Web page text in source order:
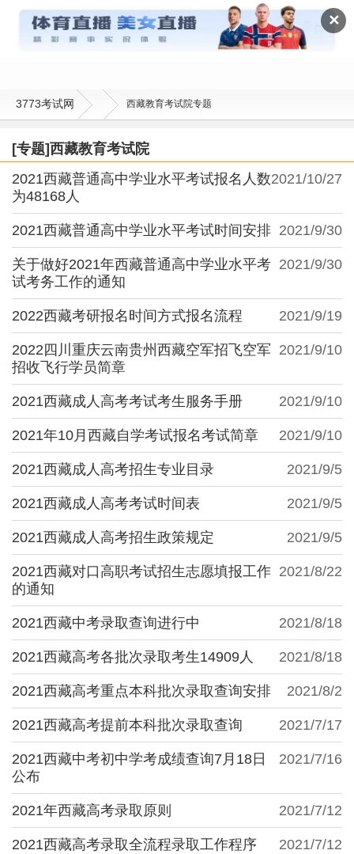
✕
西藏教育考试院
3773考试网 西藏教育考试院专题
[专题]西藏教育考试院
2021/10/27
2021西藏普通高中学业水平考试报名人数
为48168人
2021/9/30
2021西藏普通高中学业水平考试时间安排
2021/9/30
关于做好2021年西藏普通高中学业水平考
试考务工作的通知
2021/9/19
2022西藏考研报名时间方式报名流程
2021/9/10
2022四川重庆云南贵州西藏空军招飞空军
招收飞行学员简章
2021/9/10
2021西藏成人高考考试考生服务手册
2021/9/10
2021年10月西藏自学考试报名考试简章
2021/9/5
2021西藏成人高考招生专业目录
2021/9/5
2021西藏成人高考考试时间表
2021/9/5
2021西藏成人高考招生政策规定
2021/8/22
2021西藏对口高职考试招生志愿填报工作
的通知
2021/8/18
2021西藏中考录取查询进行中
2021/8/18
2021西藏高考各批次录取考生14909人
2021/8/2
2021西藏高考重点本科批次录取查询安排
2021/7/17
2021西藏高考提前本科批次录取查询
2021/7/16
2021西藏中考初中学考成绩查询7月18日
公布
2021/7/12
2021年西藏高考录取原则
2021/7/12
2021西藏高考录取全流程录取工作程序